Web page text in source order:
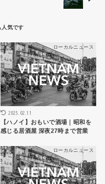
ローカルニュース
2025.02.11
【ハノイ】おもいで酒場｜昭和を
感じる居酒屋 深夜27時まで営業
ローカルニュース